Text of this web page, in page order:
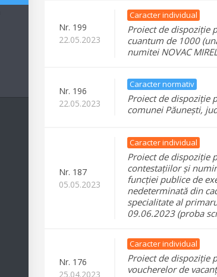
Nr. 199
22.05.2023
Caracter individual
Proiect de dispoziție
cuantum de 1000
numitei NOVAC
Nr. 196
22.05.2023
Caracter normativ
Proiect de dispoziție
comunei Păunești,
Nr. 187
05.05.2023
Caracter individual
Proiect de dispoziție
contestațiilor și
funcției publice de
nedeterminată din
specialitate al
09.06.2023 (proba
Nr. 176
25.04.2023
Caracter individual
Proiect de dispoziție
voucherelor de